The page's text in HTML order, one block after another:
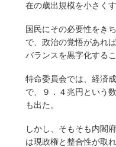
在の歳出規模を小さく
国民にその必要性をき
で、政治の覚悟があれ
バランスを黒字化する
特命委員会では、経済
で、９．４兆円という
も出た。
しかし、そもそも内閣
は現政権と整合性が取